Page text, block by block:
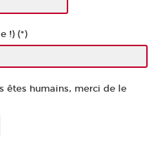
!) (*)
êtes humains, merci de le